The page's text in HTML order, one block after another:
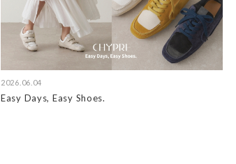
2026.06.04
Easy Days, Easy Shoes.